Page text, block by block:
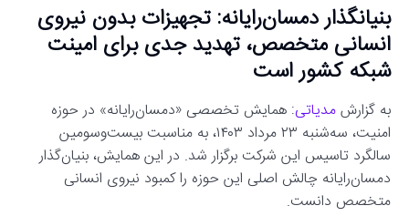
بنیانگذار دمسان‌رایانه: تجهیزات بدون نیروی
انسانی متخصص، تهدید جدی برای امینت
شبکه کشور است
به گزارشمدیاتی: همایش تخصصی «دمسان‌رایانه» در حوزه
امنیت، سه‌شنبه ۲۳ مرداد ۱۴۰۳، به مناسبت بیست‌وسومین
سالگرد تاسیس این شرکت برگزار شد. در این همایش، بنیان‌گذار
دمسان‌رایانه چالش اصلی این حوزه را کمبود نیروی انسانی
متخصص دانست.